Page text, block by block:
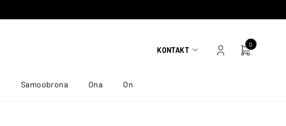
KONTAKT
0
Samoobrona Ona On